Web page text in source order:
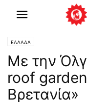
ΕΛΛΑΔΑ
Με την
roof
Βρετανία»